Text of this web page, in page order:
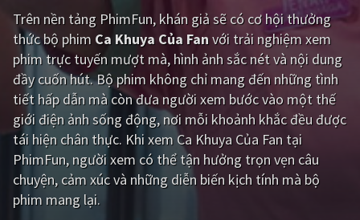
Hàn Quốc Nhật Bản
Ấn Độ Việt Nam
Tổng hợp
CẬP NHẬT
PHIM MỚI
PHIM BỘ
Trên nền tảng PhimFun, khán giả sẽ có cơ hội thưởng
thức bộ phim Ca Khuya Của Fanvới trải nghiệm xem
phim trực tuyến mượt mà, hình ảnh sắc nét và nội dung
đầy cuốn hút. Bộ phim không chỉ mang đến những tình
tiết hấp dẫn mà còn đưa người xem bước vào một thế
giới điện ảnh sống động, nơi mỗi khoảnh khắc đều được
tái hiện chân thực. Khi xem Ca Khuya Của Fan tại
PhimFun, người xem có thể tận hưởng trọn vẹn câu
chuyện, cảm xúc và những diễn biến kịch tính mà bộ
phim mang lại.